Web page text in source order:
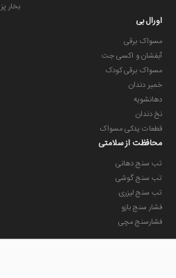
بخار پز
اورال بی
مسواک برقی
آبفشان و اکسی جت
مسواک برقی کودک
خمیر دندان
دهانشویه
نخ دندان
قطعات یدکی مسواک
محافظت از سلامتی
تب سنج دهانی
تب سنج گوشی
تب سنج لیزری
فشار سنج بازو
فشارسنج مچی